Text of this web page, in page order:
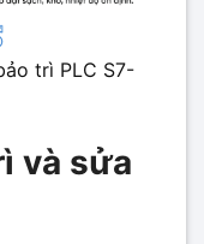
trì PLC S7-
và sửa